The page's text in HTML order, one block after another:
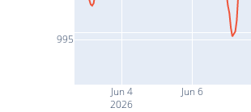
Jun 4
2026
Jun 6
995